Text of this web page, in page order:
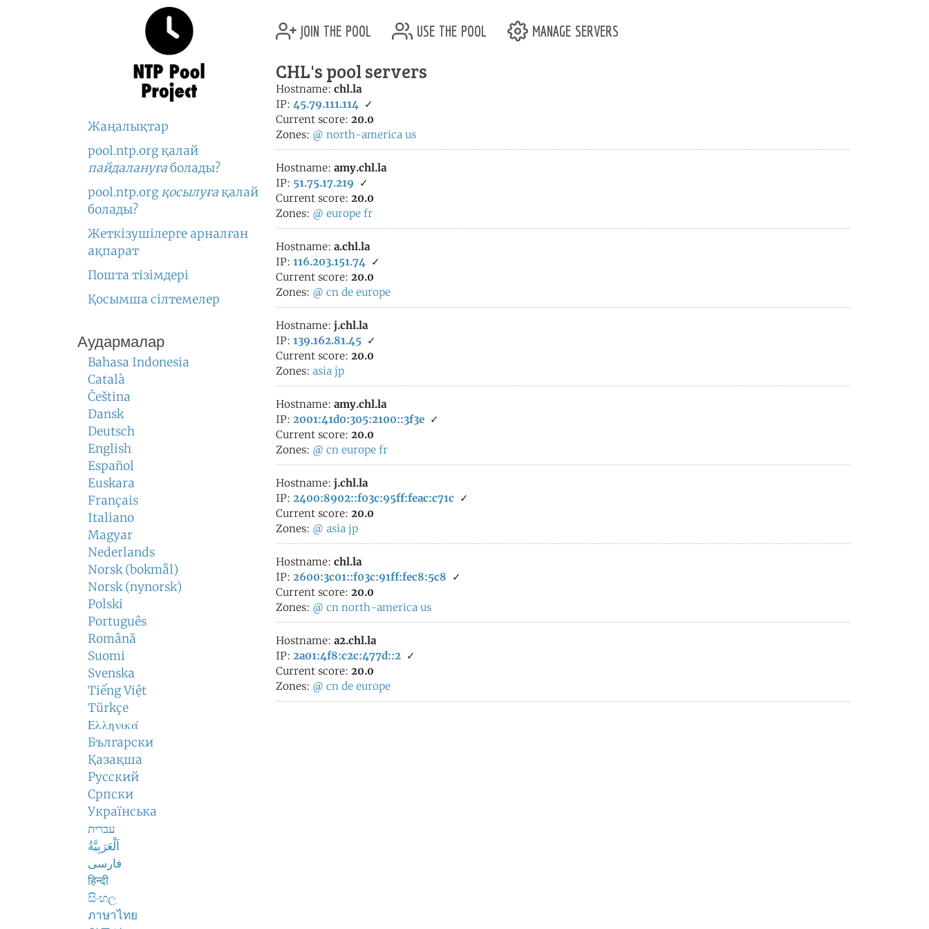
Жаңалықтар
pool.ntp.org қалай
пайдалануғаболады?
pool.ntp.org қосылуғақалай
болады?
Жеткізушілерге арналған
ақпарат
Пошта тізімдері
Қосымша сілтемелер
Аудармалар
Bahasa Indonesia
Català
Čeština
Dansk
Deutsch
English
Español
Euskara
Français
Italiano
Magyar
Nederlands
Norsk (bokmål)
Norsk (nynorsk)
Polski
Português
Română
Suomi
Svenska
Tiếng Việt
Türkçe
Ελληνικά
Български
Қазақша
Русский
Српски
Українська
עברית
اَلْعَرَبِيَّةُ
فارسی
हिन्दी
සිංහල
ภาษาไทย
join the pool use the pool manage servers
CHL's pool servers
Hostname: chl.la
IP: 45.79.111.114 ✓
Current score: 20.0
Zones: @ north-america us
Hostname: amy.chl.la
IP: 51.75.17.219 ✓
Current score: 20.0
Zones: @ europe fr
Hostname: a.chl.la
IP: 116.203.151.74 ✓
Current score: 20.0
Zones: @ cn de europe
Hostname: j.chl.la
IP: 139.162.81.45 ✓
Current score: 20.0
Zones: asia jp
Hostname: amy.chl.la
IP: 2001:41d0:305:2100::3f3e ✓
Current score: 20.0
Zones: @ cn europe fr
Hostname: j.chl.la
IP: 2400:8902::f03c:95ff:feac:c71c ✓
Current score: 20.0
Zones: @ asia jp
Hostname: chl.la
IP: 2600:3c01::f03c:91ff:fec8:5c8 ✓
Current score: 20.0
Zones: @ cn north-america us
Hostname: a2.chl.la
IP: 2a01:4f8:c2c:477d::2 ✓
Current score: 20.0
Zones: @ cn de europe